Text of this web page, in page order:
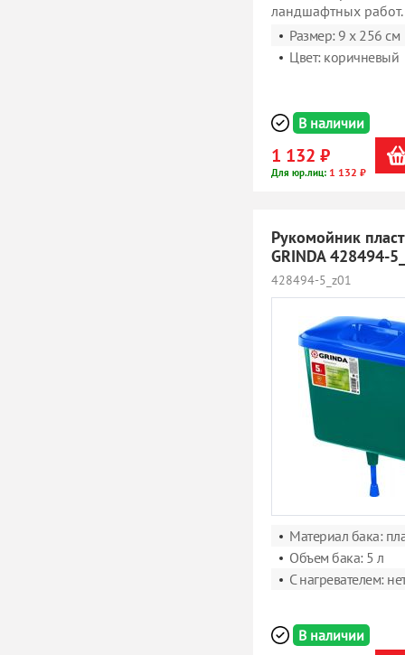
ландшафтных работ.
Размер: 9 x 256 см
Цвет: коричневый
В наличии
1 132 ₽
Для юр.лиц: 1 132 ₽
Рукомойник
GRINDA 428494-
428494-5_z01
Материал бака:
Объем бака: 5 л
С нагревателем:
В наличии